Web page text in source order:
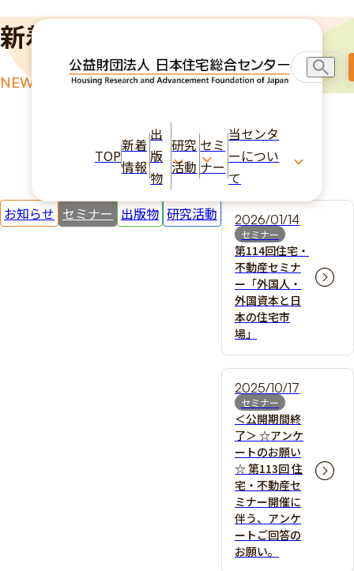
TOP
新着
情報
出
版
物
研究
活動
セミ
ナー
当センタ
ーについ
て
新着情報
NEWS
お知らせ セミナー 出版物 研究活動 2026/01/14
セミナー
第114回住宅・
不動産セミナ
ー「外国人・
外国資本と日
本の住宅市
場」
2025/10/17
セミナー
＜公開期間終
了＞ ☆アンケ
ートのお願い
☆ 第113回 住
宅・不動産セ
ミナー開催に
伴う、アンケ
ートご回答の
お願い。